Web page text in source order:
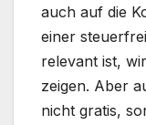
auch auf die
einer
relevant ist,
zeigen. Aber
nicht gratis,